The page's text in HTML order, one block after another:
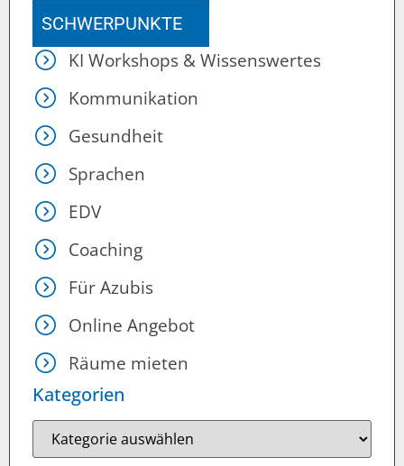
SCHWERPUNKTE
KI Workshops & Wissenswertes
Kommunikation
Gesundheit
Sprachen
EDV
Coaching
Für Azubis
Online Angebot
Räume mieten
Kategorien